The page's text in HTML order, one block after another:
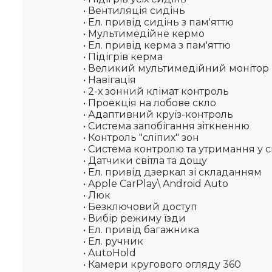
• Вентиляція сидінь
• Ел. привід сидінь з пам'яттю
• Мультимедійне кермо
• Ел. привід керма з пам'яттю
• Підігрів керма
• Великий мультимедійний монітор
• Навігація
• 2-х зонний клімат контроль
• Проекція на лобове скло
• Адаптивний круїз-контроль
• Система запобігання зіткненню
• Контроль "сліпих" зон
• Система контролю та утримання у
• Датчики світла та дощу
• Ел. привід дзеркал зі складанням
• Apple CarPlay\ Android Auto
• Люк
• Безключовий доступ
• Вибір режиму їзди
• Ел. привід багажника
• Ел. ручник
• AutoHold
• Камери кругового огляду 360